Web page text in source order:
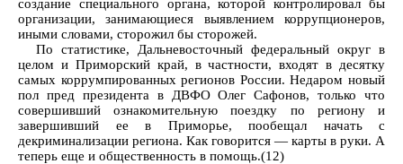
создание специального органа, которой контролировал бы
организации, занимающиеся выявлением коррупционеров,
иными словами, сторожил бы сторожей.
По статистике, Дальневосточный федеральный округ в
целом и Приморский край, в частности, входят в десятку
самых коррумпированных регионов России. Недаром новый
пол пред президента в ДВФО Олег Сафонов, только что
совершивший ознакомительную поездку по региону и
завершивший ее в Приморье, пообещал начать с
декриминализации региона. Как говорится — карты в руки. А
теперь еще и общественность в помощь.(12)